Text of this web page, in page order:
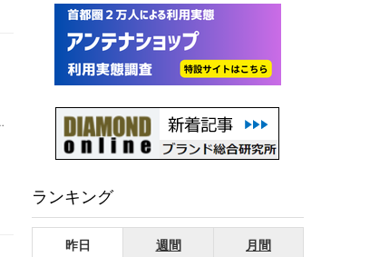
ランキング
昨日 週間 月間